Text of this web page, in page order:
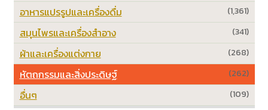
(1,361)
อาหารแปรรูปและเครื่องดื่ม
(341)
สมุนไพรและเครื่องสำอาง
(268)
ผ้าและเครื่องแต่งกาย
(262)
หัตถกรรมและสิ่งประดิษฐ์
(109)
อื่นๆ